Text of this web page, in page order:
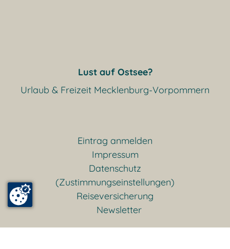
Lust auf Ostsee?
Urlaub & Freizeit Mecklenburg-Vorpommern
Eintrag anmelden
Impressum
Datenschutz
(Zustimmungseinstellungen)
Reiseversicherung
Newsletter